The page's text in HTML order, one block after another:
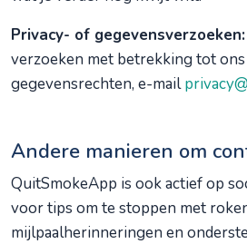
Privacy- of gegevensverzoeken:
verzoeken met betrekking tot
gegevensrechten, e-mail
Andere manieren om
QuitSmokeApp is ook actief op
voor tips om te stoppen met
mijlpaalherinneringen en